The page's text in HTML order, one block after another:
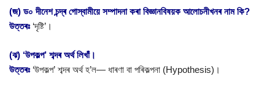
(জ) ড০ দীনেশ চন্দ্ৰ গোস্বামীয়ে সম্পাদনা কৰা বিজ্ঞানবিষয়ক আলোচনীখনৰ নাম কি?
উত্তৰঃ ‘দৃষ্টি’।
(ঝ) ‘উপকল্প’ শব্দৰ অৰ্থ লিখাঁ।
উত্তৰঃ ‘উপকল্প’ শব্দৰ অৰ্থ হ’ল— ধাৰণা বা পৰিকল্পনা (Hypothesis)।